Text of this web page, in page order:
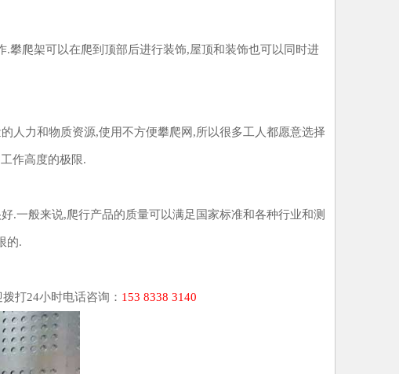
爬架可以在爬到顶部后进行装饰,屋顶和装饰也可以同时进
人力和物质资源,使用不方便攀爬网,所以很多工人都愿意选择
作高度的极限.
一般来说,爬行产品的质量可以满足国家标准和各种行业和测
的.
打24小时电话咨询： 153 8338 3140